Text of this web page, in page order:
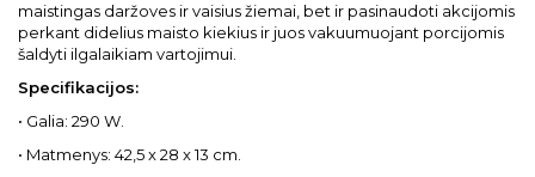
maistingas daržoves ir vaisius žiemai, bet ir pasinaudoti akcijomis
perkant didelius maisto kiekius ir juos vakuumuojant porcijomis
šaldyti ilgalaikiam vartojimui.
Specifikacijos:
• Galia: 290 W.
• Matmenys: 42,5 x 28 x 13 cm.